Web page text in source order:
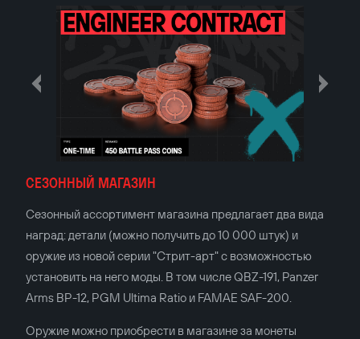
СЕЗОННЫЙ МАГАЗИН
Сезонный ассортимент магазина предлагает два вида
наград: детали (можно получить до 10 000 штук) и
оружие из новой серии "Стрит-арт" с возможностью
установить на него моды. В том числе QBZ-191, Panzer
Arms BP-12, PGM Ultima Ratio и FAMAE SAF-200.
Оружие можно приобрести в магазине за монеты